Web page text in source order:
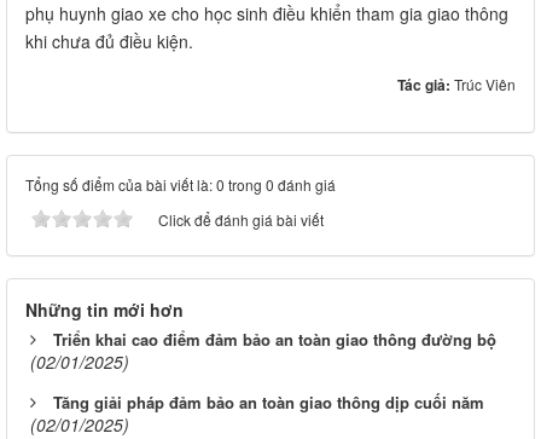
phụ huynh giao xe cho học sinh điều khiển tham gia giao thông
khi chưa đủ điều kiện.
Tác giả: Trúc Viên
Tổng số điểm của bài viết là: 0 trong 0 đánh giá
Click để đánh giá bài viết
Những tin mới hơn
Triển khai cao điểm đảm bảo an toàn giao thông đường bộ
(02/01/2025)
Tăng giải pháp đảm bảo an toàn giao thông dịp cuối năm
(02/01/2025)